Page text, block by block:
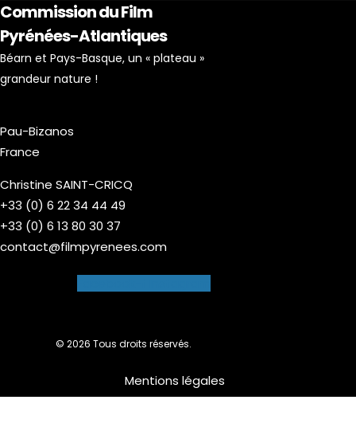
Commission du Film
Pyrénées-Atlantiques
Béarn et Pays-Basque, un « plateau »
grandeur nature !
Pau-Bizanos
France
Christine SAINT-CRICQ
+33 (0) 6 22 34 44 49
+33 (0) 6 13 80 30 37
contact@filmpyrenees.com
© 2026 Tous droits réservés.
Mentions légales